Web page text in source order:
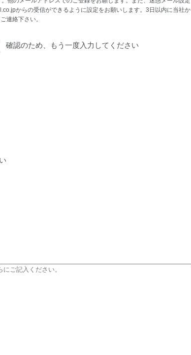
からの受信ができるように設定をお願いします。3日以内に当社か
連絡下さい。
確認のため、もう一度入力してください